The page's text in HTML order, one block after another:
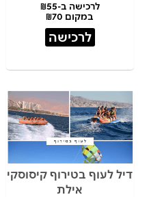
לרכישה ב-₪55
במקום ₪70
לרכישה
דיל לעוף בטירוף קיסוסקי
אילת